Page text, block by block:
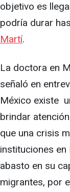
objetivo es
podría durar
Martí.
La doctora en
señaló en
México existe
brindar
que una crisis
instituciones
abasto en su
migrantes, por